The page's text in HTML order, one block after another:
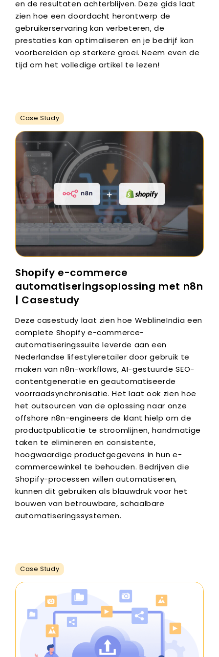
en de resultaten achterblijven. Deze gids laat
zien hoe een doordacht herontwerp de
gebruikerservaring kan verbeteren, de
prestaties kan optimaliseren en je bedrijf kan
voorbereiden op sterkere groei. Neem even de
tijd om het volledige artikel te lezen!
Case Study
Shopify e-commerce
automatiseringsoplossing met n8n
| Casestudy
Deze casestudy laat zien hoe WeblineIndia een
complete Shopify e-commerce-
automatiseringssuite leverde aan een
Nederlandse lifestyleretailer door gebruik te
maken van n8n-workflows, AI-gestuurde SEO-
contentgeneratie en geautomatiseerde
voorraadsynchronisatie. Het laat ook zien hoe
het outsourcen van de oplossing naar onze
offshore n8n-engineers de klant hielp om de
productpublicatie te stroomlijnen, handmatige
taken te elimineren en consistente,
hoogwaardige productgegevens in hun e-
commercewinkel te behouden. Bedrijven die
Shopify-processen willen automatiseren,
kunnen dit gebruiken als blauwdruk voor het
bouwen van betrouwbare, schaalbare
automatiseringssystemen.
Case Study